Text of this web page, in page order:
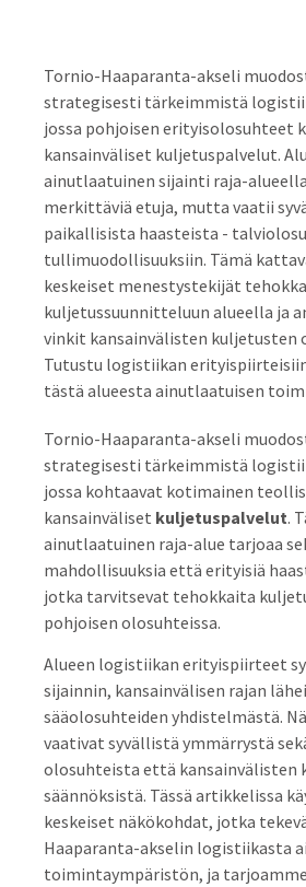
Tornio-Haaparanta-akseli
strategisesti tärkeimmistä
jossa pohjoisen erityisolosuhteet
kansainväliset kuljetuspalvelut.
ainutlaatuinen sijainti raja-
merkittäviä etuja, mutta vaatii
paikallisista haasteista -
tullimuodollisuuksiin. Tämä
keskeiset menestystekijät
kuljetussuunnitteluun alueella ja
vinkit kansainvälisten
Tutustu logistiikan
tästä alueesta ainutlaatuisen
Tornio-Haaparanta-akseli
strategisesti tärkeimmistä
jossa kohtaavat kotimainen
kansainväliset kuljetuspalvelut.
ainutlaatuinen raja-alue tarjoaa
mahdollisuuksia että erityisiä
jotka tarvitsevat tehokkaita
pohjoisen olosuhteissa.
Alueen logistiikan erityispiirteet
sijainnin, kansainvälisen rajan
sääolosuhteiden yhdistelmästä.
vaativat syvällistä ymmärrystä
olosuhteista että kansainvälisten
säännöksistä. Tässä artikkelissa
keskeiset näkökohdat, jotka
Haaparanta-akselin logistiikasta
toimintaympäristön, ja